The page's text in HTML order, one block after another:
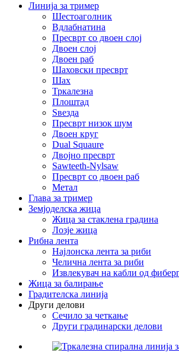
Линија за тример
Шестоаголник
Вдлабнатина
Пресврт со двоен слој
Двоен слој
Двоен раб
Шаховски пресврт
Шах
Тркалезна
Плоштад
Ѕвезда
Пресврт низок шум
Двоен круг
Dual Squaure
Двојно пресврт
Sawteeth-Nylsaw
Пресврт со двоен раб
Метал
Глава за тример
Земјоделска жица
Жица за стаклена градина
Лозје жица
Рибна лента
Најлонска лента за риби
Челична лента за риби
Извлекувач на кабли од
Жица за балирање
Градителска линија
Други делови
Сечило за четкање
Други градинарски делови